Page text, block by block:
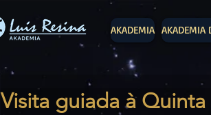
AKADEMIA AKADEMIA
Visita guiada à